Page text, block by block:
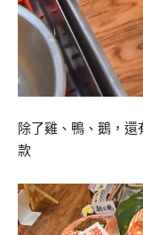
除了雞、鴨、鵝，
款